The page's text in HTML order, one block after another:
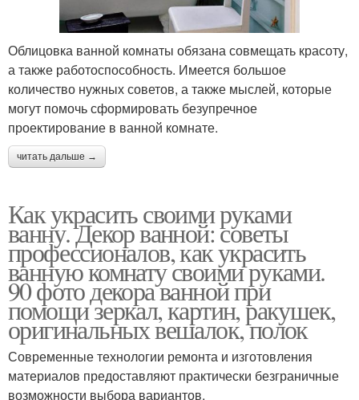
Облицовка ванной комнаты обязана совмещать красоту,
а также работоспособность. Имеется большое
количество нужных советов, а также мыслей, которые
могут помочь сформировать безупречное
проектирование в ванной комнате.
читать дальше →
Как украсить своими руками
ванну. Декор ванной: советы
профессионалов, как украсить
ванную комнату своими руками.
90 фото декора ванной при
помощи зеркал, картин, ракушек,
оригинальных вешалок, полок
Современные технологии ремонта и изготовления
материалов предоставляют практически безграничные
возможности выбора вариантов.